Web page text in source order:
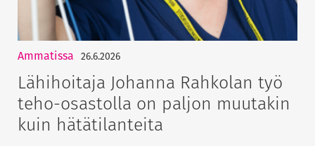
Ammatissa 26.6.2026
Lähihoitaja Johanna Rahkolan työ
teho-osastolla on paljon muutakin
kuin hätätilanteita